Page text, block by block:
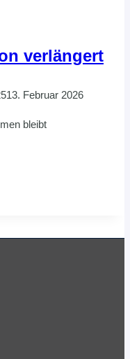
verlängert
13. Februar 2026
bleibt